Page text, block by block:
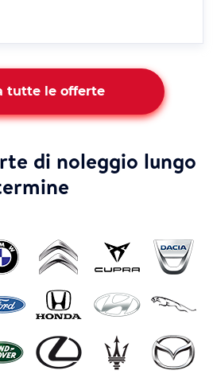
tutte le offerte
di noleggio lungo